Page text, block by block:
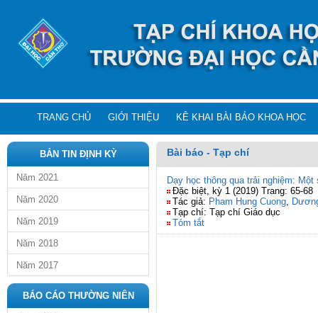
TRANG CHỦ GIỚI THIỆU KÊ KHAI BÀI BÁO KHOA HỌC
BẢN TIN ĐỊNH KỲ
Năm 2021
Năm 2020
Năm 2019
Năm 2018
Năm 2017
BÁO CÁO THƯỜNG NIÊN
Bài báo - Tạp chí
Dạy học thông qua trải nghiệm:
Đặc biệt, kỳ 1 (2019) Trang: 65-68
Tác giả: Pham Hung Cuong,
Tạp chí: Tạp chí Giáo dục
Tóm tắt